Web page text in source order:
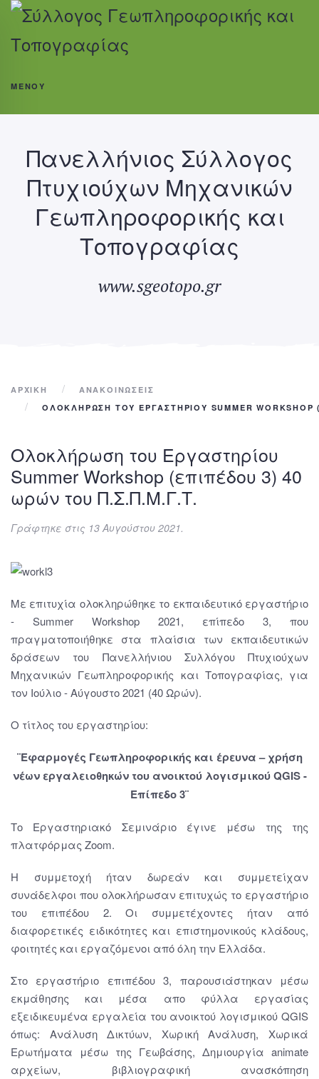
ΜΕΝΟΎ
Πανελλήνιος Σύλλογος
Πτυχιούχων Μηχανικών
Γεωπληροφορικής και
Τοπογραφίας
www.sgeotopo.gr
ΑΡΧΙΚΉ
ΑΝΑΚΟΙΝΩΣΕΙΣ
ΟΛΟΚΛΉΡΩΣΗ ΤΟΥ ΕΡΓΑΣΤΗΡΊΟΥ SUMMER
Ολοκλήρωση του Εργαστηρίου
Summer Workshop (επιπέδου 3) 40
ωρών του Π.Σ.Π.Μ.Γ.Τ.
Γράφτηκε στις 13 Αυγούστου 2021.
Με επιτυχία ολοκληρώθηκε το εκπαιδευτικό εργαστήριο
- Summer Workshop 2021, επίπεδο 3, που
πραγματοποιήθηκε στα πλαίσια των εκπαιδευτικών
δράσεων του Πανελλήνιου Συλλόγου Πτυχιούχων
Μηχανικών Γεωπληροφορικής και Τοπογραφίας, για
τον Ιούλιο - Αύγουστο 2021 (40 Ωρών).
Ο τίτλος του εργαστηρίου:
¨Εφαρμογές Γεωπληροφορικής και έρευνα – χρήση
νέων εργαλειοθηκών του ανοικτού λογισμικού QGIS -
Επίπεδο 3¨
Το Εργαστηριακό Σεμινάριο έγινε μέσω της της
πλατφόρμας Zoom.
Η συμμετοχή ήταν δωρεάν και συμμετείχαν
συνάδελφοι που ολοκλήρωσαν επιτυχώς το εργαστήριο
του επιπέδου 2. Οι συμμετέχοντες ήταν από
διαφορετικές ειδικότητες και επιστημονικούς κλάδους,
φοιτητές και εργαζόμενοι από όλη την Ελλάδα.
Στο εργαστήριο επιπέδου 3, παρουσιάστηκαν μέσω
εκμάθησης και μέσα απο φύλλα εργασίας
εξειδικευμένα εργαλεία του ανοικτού λογισμικού QGIS
όπως: Ανάλυση Δικτύων, Χωρική Ανάλυση, Χωρικά
Ερωτήματα μέσω της Γεωβάσης, Δημιουργία animate
αρχείων, βιβλιογραφική ανασκόπηση